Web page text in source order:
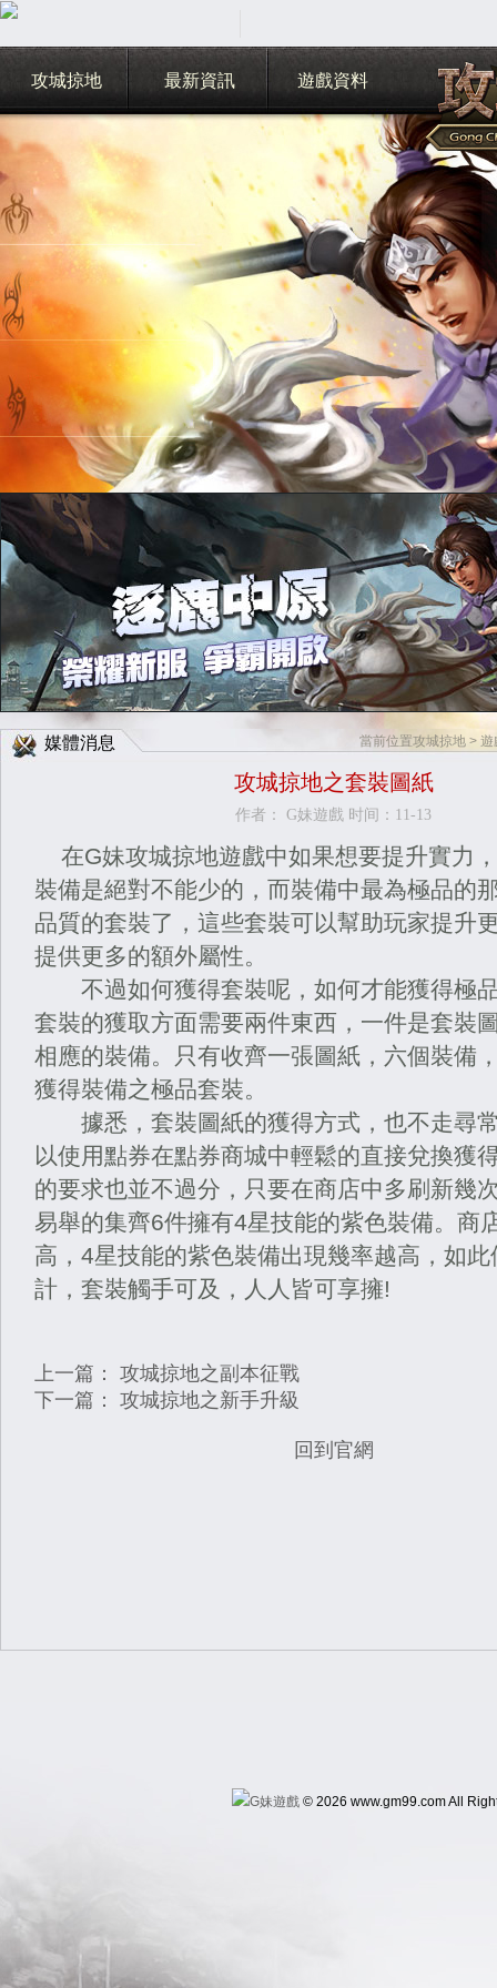
攻城掠地 最新資訊 遊戲資料
Facebook快速登入
Google快速登入
媒體消息 當前位置攻城掠地 > 遊
攻城掠地之套裝圖紙
作者： G妹遊戲 时间：11-13
在G妹攻城掠地遊戲中如果想要提升實力
裝備是絕對不能少的，而裝備中最為極品的
品質的套裝了，這些套裝可以幫助玩家提升
提供更多的額外屬性。
不過如何獲得套裝呢，如何才能獲得極
套裝的獲取方面需要兩件東西，一件是套裝
相應的裝備。只有收齊一張圖紙，六個裝備
獲得裝備之極品套裝。
據悉，套裝圖紙的獲得方式，也不走尋
以使用點券在點券商城中輕鬆的直接兌換獲
的要求也並不過分，只要在商店中多刷新幾
易舉的集齊6件擁有4星技能的紫色裝備。商
高，4星技能的紫色裝備出現幾率越高，如
計，套裝觸手可及，人人皆可享擁!
上一篇：
攻城掠地之副本征戰
下一篇：
攻城掠地之新手升級
回到官網
© 2026 www.gm99.com All